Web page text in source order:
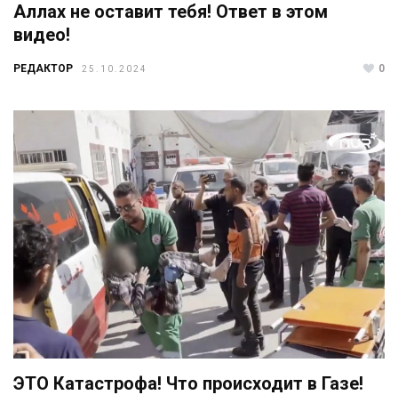
Аллах не оставит тебя! Ответ в этом
видео!
РЕДАКТОР 25.10.2024 0
ЭТО Катастрофа! Что происходит в Газе!